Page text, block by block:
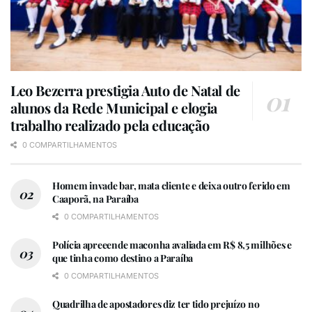
Leo Bezerra prestigia Auto de Natal de
alunos da Rede Municipal e elogia
trabalho realizado pela educação
0 COMPARTILHAMENTOS
Homem invade bar, mata cliente e deixa outro ferido em
Caaporã, na Paraíba
0 COMPARTILHAMENTOS
Polícia apreeende maconha avaliada em R$ 8,5 milhões e
que tinha como destino a Paraíba
0 COMPARTILHAMENTOS
Quadrilha de apostadores diz ter tido prejuízo no